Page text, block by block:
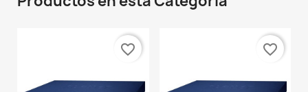
favorite_border favorite_border